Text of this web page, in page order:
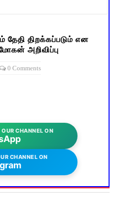
திறக்கப்படும் என
அறிவிப்பு
0 Comments
CHANNEL ON
CHANNEL ON